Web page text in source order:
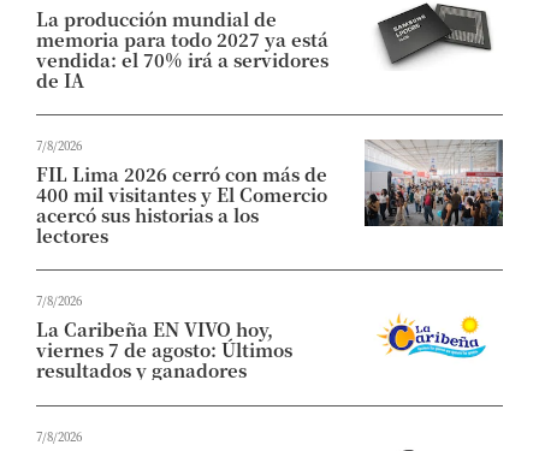
La producción mundial de
memoria para todo 2027 ya está
vendida: el 70% irá a servidores
de IA
7/8/2026
FIL Lima 2026 cerró con más de
400 mil visitantes y El Comercio
acercó sus historias a los
lectores
7/8/2026
La Caribeña EN VIVO hoy,
viernes 7 de agosto: Últimos
resultados y ganadores
7/8/2026